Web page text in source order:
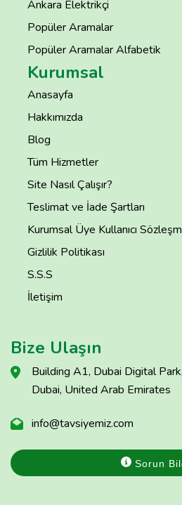
Ankara Elektrikçi
Popüler Aramalar
Popüler Aramalar Alfabetik
Kurumsal
Anasayfa
Hakkımızda
Blog
Tüm Hizmetler
Site Nasıl Çalışır?
Teslimat ve İade Şartları
Kurumsal Üye Kullanıcı
Gizlilik Politikası
S.S.S
İletişim
Bize Ulaşın
Building A1, Dubai Digital
Dubai, United Arab Emirates
info@tavsiyemiz.com
Sorun